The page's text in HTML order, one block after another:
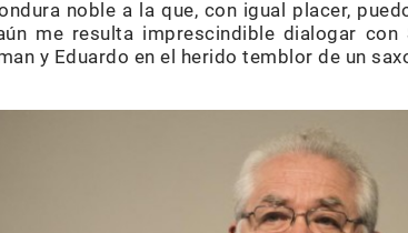
noble a la que, con igual placer,
me resulta imprescindible dialogar con
y Eduardo en el herido temblor de un